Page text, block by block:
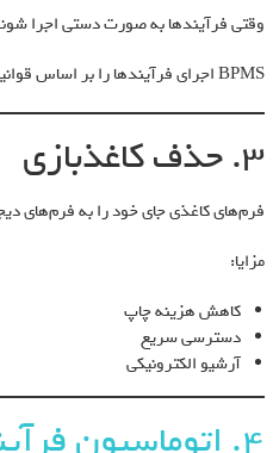
وقتی فرآیندها به صورت دستی اجرا
BPMS اجرای فرآیندها را بر اساس قوانین مشخص انجام می‌دهد.
3. حذف کاغذبازی
فرم‌های کاغذی جای خود را به فرم‌های
مزایا:
کاهش هزینه چاپ
دسترسی سریع
آرشیو الکترونیکی
4. اتوماسیون فرآیندها